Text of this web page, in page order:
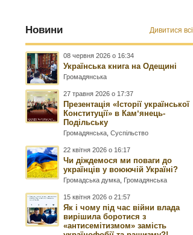
Новини Дивитися всі
08 червня 2026 о 16:34
Українська книга на Одещині
Громадянська
27 травня 2026 о 17:37
Презентація «Історії української
Конституції» в Камʼянець-
Подільську
Громадянська ,Суспільство
22 квітня 2026 о 16:17
Чи діждемося ми поваги до
українців у воюючій Україні?
Громадська думка Громадянська
15 квітня 2026 о 21:57
Як і чому під час війни влада
вирішила боротися з
«антисемітизмом» замість